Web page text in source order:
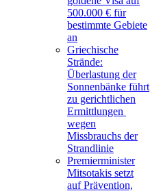
500.000 € für
bestimmte Gebiete
an
Griechische
Strände:
Überlastung der
Sonnenbänke führt
zu gerichtlichen
Ermittlungen
wegen
Missbrauchs der
Strandlinie
Premierminister
Mitsotakis setzt
auf Prävention,